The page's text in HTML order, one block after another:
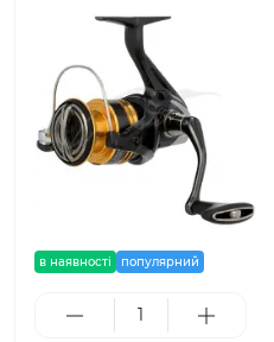
в наявності популярний